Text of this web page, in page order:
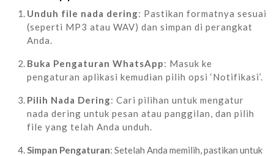
Unduh file nada dering: Pastikan formatnya sesuai
(seperti MP3 atau WAV) dan simpan di perangkat
Anda.
Buka Pengaturan WhatsApp: Masuk ke
pengaturan aplikasi kemudian pilih opsi ‘Notifikasi’.
Pilih Nada Dering: Cari pilihan untuk mengatur
nada dering untuk pesan atau panggilan, dan pilih
file yang telah Anda unduh.
Simpan Pengaturan: Setelah Anda memilih, pastikan untuk